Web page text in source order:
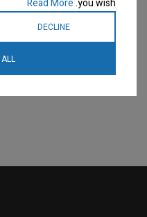
you wish.
Read More
DECLINE